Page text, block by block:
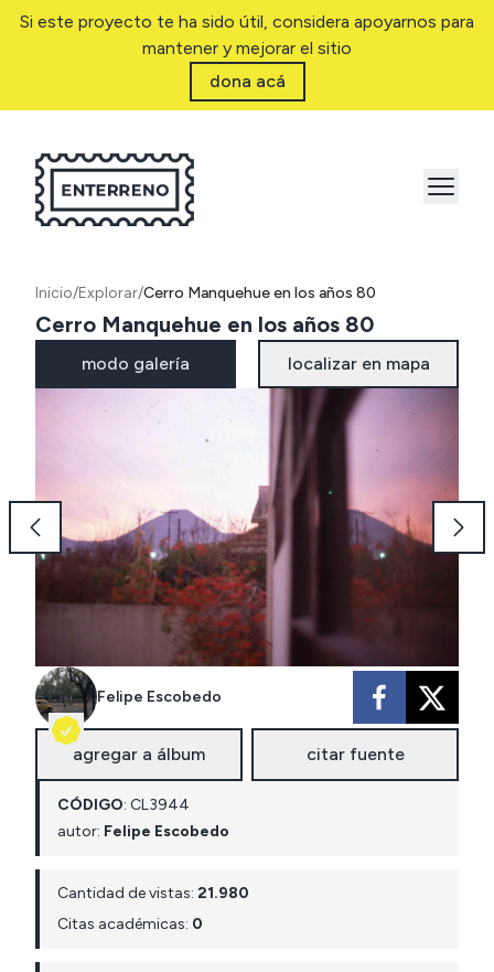
Si este proyecto te ha sido útil, considera apoyarnos para
mantener y mejorar el sitio
dona acá
Inicio/Explorar/Cerro Manquehue en los años 80
Cerro Manquehue en los años 80
modo galería localizar en mapa
Felipe Escobedo
agregar a álbum citar fuente
CÓDIGO: CL3944
autor: Felipe Escobedo
Cantidad de vistas: 21.980
Citas académicas: 0